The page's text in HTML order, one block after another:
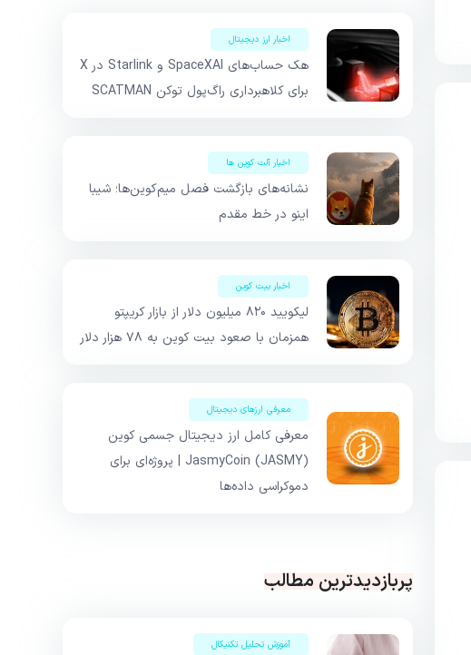
اخبار ارز دیجیتال
هک حساب‌های SpaceXAI و Starlink در X
برای کلاهبرداری راگ‌پول توکن SCATMAN
اخبار آلت کوین ها
نشانه‌های بازگشت فصل میم‌کوین‌ها؛ شیبا
اینو در خط مقدم
اخبار بیت کوین
لیکویید ۸۲۰ میلیون دلار از بازار کریپتو
همزمان با صعود بیت کوین به ۷۸ هزار دلار
معرفی ارزهای دیجیتال
معرفی کامل ارز دیجیتال جسمی کوین
JasmyCoin (JASMY) | پروژه‌ای برای
دموکراسی داده‌ها
پربازدیدترین مطالب
آموزش تحلیل تکنیکال